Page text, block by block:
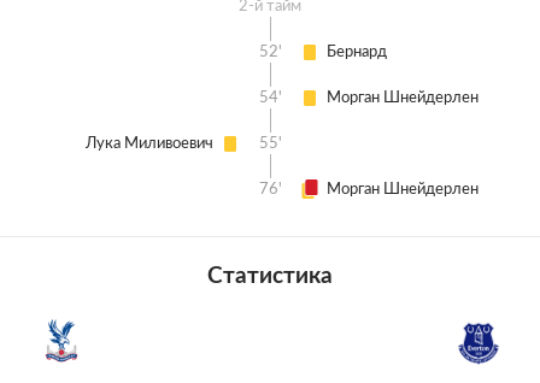
2-й тайм
Бернард
52'
Морган Шнейдерлен
54'
Лука Миливоевич 55'
Морган Шнейдерлен
76'
Статистика